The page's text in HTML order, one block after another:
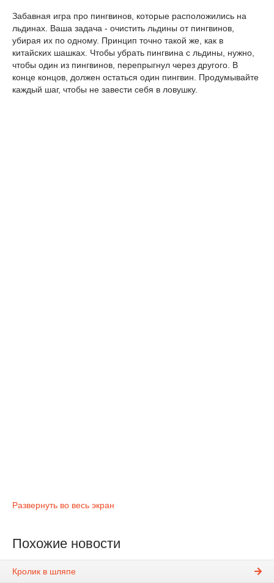
Забавная игра про пингвинов, которые расположились на
льдинах. Ваша задача - очистить льдины от пингвинов,
убирая их по одному. Принцип точно такой же, как в
китайских шашках. Чтобы убрать пингвина с льдины, нужно,
чтобы один из пингвинов, перепрыгнул через другого. В
конце концов, должен остаться один пингвин. Продумывайте
каждый шаг, чтобы не завести себя в ловушку.
Развернуть во весь экран
Похожие новости
Кролик в шляпе